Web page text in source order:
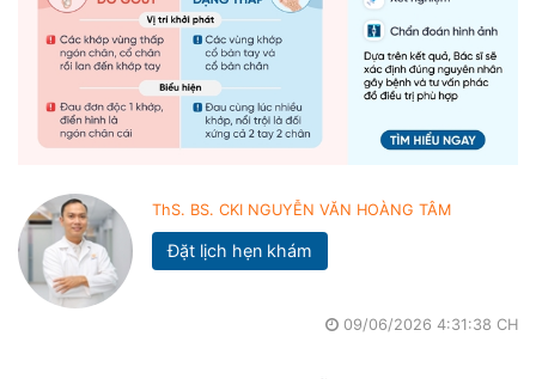
ThS. BS. CKI NGUYỄN VĂN HOÀNG TÂM
Đặt lịch hẹn khám
09/06/2026 4:31:38 CH